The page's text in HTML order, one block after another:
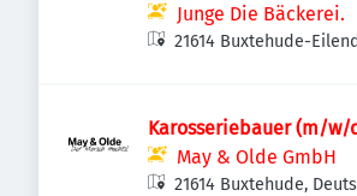
Junge Die Bäckerei.
21614 Buxtehude-
Karosseriebauer (m/w/
May & Olde GmbH
21614 Buxtehude,